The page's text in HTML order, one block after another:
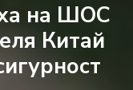
на ШОС
Китай